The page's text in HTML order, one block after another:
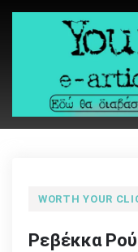
Skip
Your e-
Εδώ θα διαβάσεις
WORTH YOUR
Ρεβέκκα